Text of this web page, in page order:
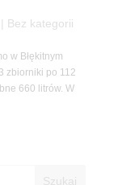
| Bez kategorii
Błękitnym
zbiorniki po 112
660 litrów. W